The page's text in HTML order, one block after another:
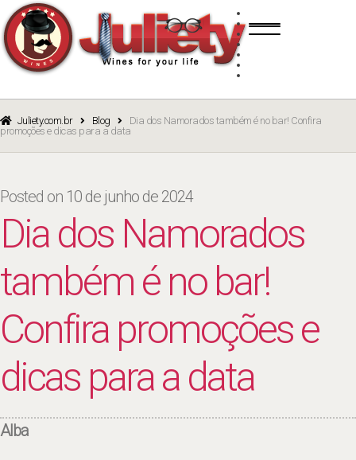
navigation
content
BRANCO
ROSÉ
Juliety.com.br Blog
Dia dos Namorados também é no bar! Confira
promoções e dicas para a data
Posted on 10 de junho de 2024
Dia dos Namorados
também é no bar!
Confira promoções e
dicas para a data
Alba